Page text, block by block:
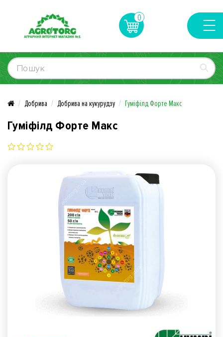
0
Добрива Добрива на кукурудзу Гуміфілд Форте Макс
Гуміфілд Форте Макс